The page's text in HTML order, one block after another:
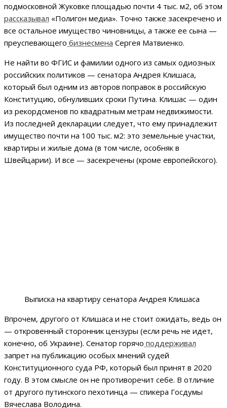
подмосковной Жуковке площадью почти 4 тыс. м2, об этом
рассказывал «Полигон медиа». Точно также засекречено и
все остальное имущество чиновницы, а также ее сына —
преуспевающего бизнесмена Сергея Матвиенко.
Не найти во ФГИС и фамилии одного из самых одиозных
российских политиков — сенатора Андрея Клишаса,
который был одним из авторов поправок в российскую
Конституцию, обнуливших сроки Путина. Клишас — один
из рекордсменов по квадратным метрам недвижимости.
Из последней декларации следует, что ему принадлежит
имущество почти на 100 тыс. м2: это земельные участки,
квартиры и жилые дома (в том числе, особняк в
Швейцарии). И все — засекречены (кроме европейского).
Выписка на квартиру сенатора Андрея Клишаса
Впрочем, другого от Клишаса и не стоит ожидать, ведь он
— откровенный сторонник цензуры (если речь не идет,
конечно, об Украине). Сенатор горячо поддерживал
запрет на публикацию особых мнений судей
Конституционного суда РФ, который был принят в 2020
году. В этом смысле он не противоречит себе. В отличие
от другого путинского пехотинца — спикера Госдумы
Вячеслава Володина.